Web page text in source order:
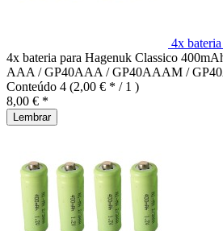
4x
4x bateria para Hagenuk Classico
AAA / GP40AAA / GP40AAAM /
Conteúdo 4 (2,00 € * / 1 )
8,00 € *
Lembrar